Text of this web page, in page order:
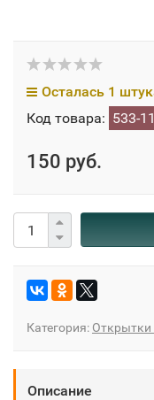
Осталась 1
Код товара: 533-
150 руб.
Категория: Открытки
Описание